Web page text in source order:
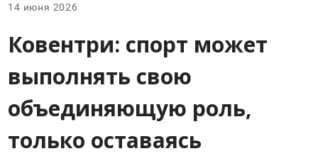
Ковентри: спорт может
выполнять свою
объединяющую роль,
только оставаясь
14 июня 2026